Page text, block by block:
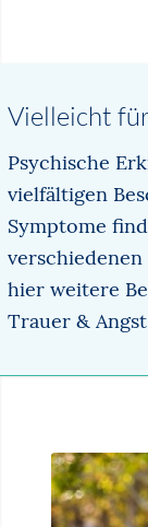
Vielleicht
Psychische
vielfältigen
Symptome
hier weitere
Trauer &